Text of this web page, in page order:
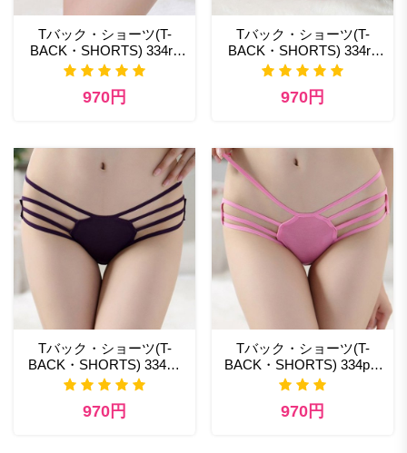
Tバック・ショーツ(T-
BACK・SHORTS) 334rp
ランジェリー ショップ 人
970円
Tバック・ショーツ(T-
BACK・SHORTS) 334rd
エロ ランジェリー
970円
Tバック・ショーツ(T-
BACK・SHORTS) 334pp
日本セクシーランジェリー
970円
Tバック・ショーツ(T-
BACK・SHORTS) 334pk-
2 熟女 エロ ランジェリー
970円